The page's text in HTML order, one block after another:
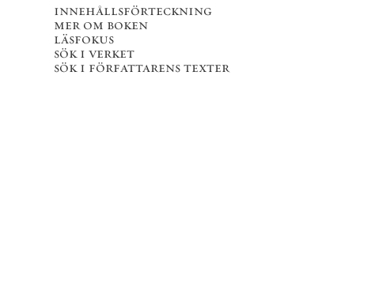
innehållsförteckning
mer om boken
läsfokus
sök i verket
sök i författarens texter